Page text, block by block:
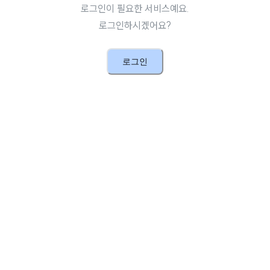
로그인이 필요한 서비스예요.
로그인하시겠어요?
로그인